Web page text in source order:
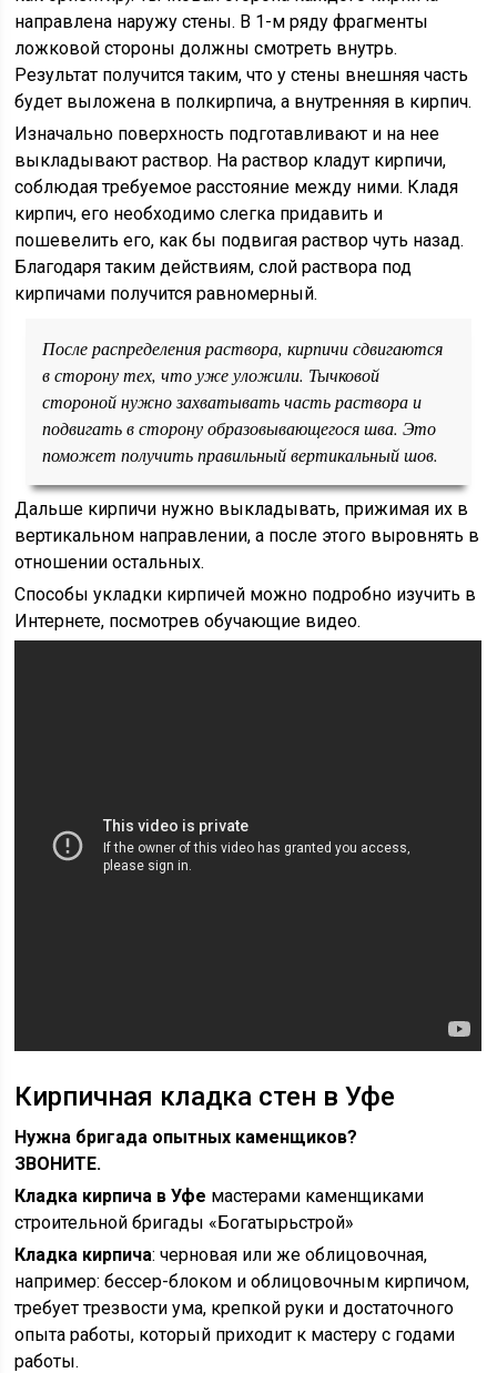
направлена наружу стены. В 1-м ряду фрагменты
ложковой стороны должны смотреть внутрь.
Результат получится таким, что у стены внешняя часть
будет выложена в полкирпича, а внутренняя в кирпич.
Изначально поверхность подготавливают и на нее
выкладывают раствор. На раствор кладут кирпичи,
соблюдая требуемое расстояние между ними. Кладя
кирпич, его необходимо слегка придавить и
пошевелить его, как бы подвигая раствор чуть назад.
Благодаря таким действиям, слой раствора под
кирпичами получится равномерный.
После распределения раствора, кирпичи сдвигаются
в сторону тех, что уже уложили. Тычковой
стороной нужно захватывать часть раствора и
подвигать в сторону образовывающегося шва. Это
поможет получить правильный вертикальный шов.
Дальше кирпичи нужно выкладывать, прижимая их в
вертикальном направлении, а после этого выровнять в
отношении остальных.
Способы укладки кирпичей можно подробно изучить в
Интернете, посмотрев обучающие видео.
Кирпичная кладка стен в Уфе
Нужна бригада опытных каменщиков?
ЗВОНИТЕ.
Кладка кирпича в Уфе мастерами каменщиками
строительной бригады «Богатырьстрой»
Кладка кирпича: черновая или же облицовочная,
например: бессер-блоком и облицовочным кирпичом,
требует трезвости ума, крепкой руки и достаточного
опыта работы, который приходит к мастеру с годами
работы.